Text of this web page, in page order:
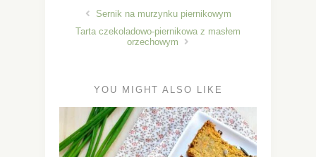
Sernik na murzynku piernikowym
Tarta czekoladowo-piernikowa z masłem
orzechowym
YOU MIGHT ALSO LIKE